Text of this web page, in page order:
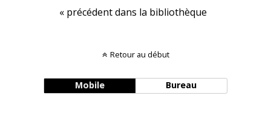
« précédent dans la bibliothèque
Retour au début
Mobile Bureau